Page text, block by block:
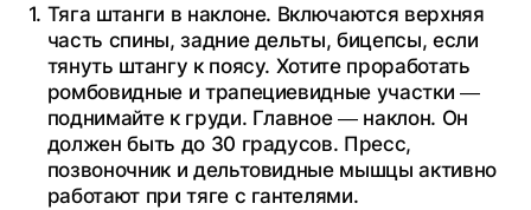
Тяга штанги в наклоне. Включаются верхняя
часть спины, задние дельты, бицепсы, если
тянуть штангу к поясу. Хотите проработать
ромбовидные и трапециевидные участки —
поднимайте к груди. Главное — наклон. Он
должен быть до 30 градусов. Пресс,
позвоночник и дельтовидные мышцы активно
работают при тяге с гантелями.